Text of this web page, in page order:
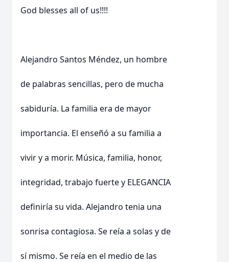
God blesses all of us!!!!
Alejandro Santos Méndez, un hombre
de palabras sencillas, pero de mucha
sabiduría. La familia era de mayor
importancia. El enseñó a su familia a
vivir y a morir. Música, familia, honor,
integridad, trabajo fuerte y ELEGANCIA
definiría su vida. Alejandro tenia una
sonrisa contagiosa. Se reía a solas y de
sí mismo. Se reía en el medio de las